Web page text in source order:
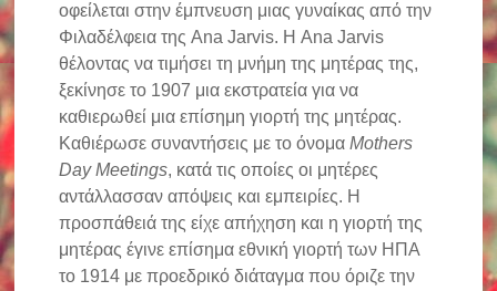
οφείλεται στην έμπνευση μιας γυναίκας από την
Φιλαδέλφεια της Ana Jarvis. Η Ana Jarvis
θέλοντας να τιμήσει τη μνήμη της μητέρας της,
ξεκίνησε το 1907 μια εκστρατεία για να
καθιερωθεί μια επίσημη γιορτή της μητέρας.
Καθιέρωσε συναντήσεις με το όνομαMothers
Day Meetings, κατά τις οποίες οι μητέρες
αντάλλασσαν απόψεις και εμπειρίες. Η
προσπάθειά της είχε απήχηση και η γιορτή της
μητέρας έγινε επίσημα εθνική γιορτή των ΗΠΑ
το 1914 με προεδρικό διάταγμα που όριζε την